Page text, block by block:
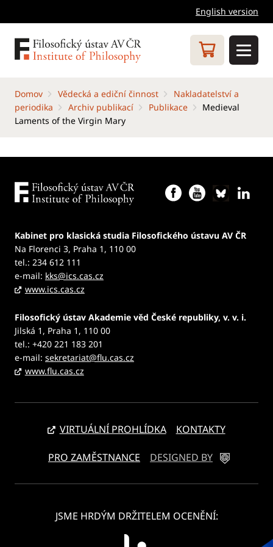
English version
Domov Vědecká a ediční činnost
Nakladatelství a
periodika
Archiv publikací Publikace
Medieval
Laments of the Virgin Mary
Kabinet pro klasická studia Filosofického ústavu AV ČR
Na Florenci 3, Praha 1, 110 00
tel.: 234 612 111
e-mail: kks@ics.cas.cz
www.ics.cas.cz
Filosofický ústav Akademie věd České republiky, v. v. i.
Jilská 1, Praha 1, 110 00
tel.: +420 221 183 201
e-mail: sekretariat@flu.cas.cz
www.flu.cas.cz
VIRTUÁLNÍ PROHLÍDKA KONTAKTY
PRO ZAMĚSTNANCE DESIGNED BY
JSME HRDÝM DRŽITELEM OCENĚNÍ: